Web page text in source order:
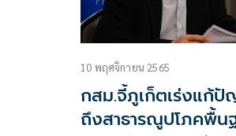
10 พฤศจิกายน 2565
กสม.จี้ภูเก็ตเร่งแก้ปั
ถึงสาธารณูปโภคพื้น